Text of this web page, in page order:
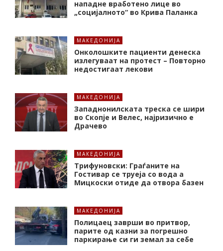
нападне вработено лице во
„социјалното“ во Крива Паланка
МАКЕДОНИЈА
Онколошките пациенти денеска
излегуваат на протест – Повторно
недостигаат лекови
МАКЕДОНИЈА
Западнонилската треска се шири
во Скопје и Велес, најризично е
Драчево
МАКЕДОНИЈА
Трифуновски: Граѓаните на
Гостивар се труеја со вода а
Мицкоски отиде да отвора базен
МАКЕДОНИЈА
Полицаец заврши во притвор,
парите од казни за погрешно
паркирање си ги земал за себе